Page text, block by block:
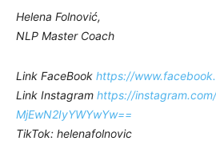
Helena Folnović,
NLP Master Coach
Link FaceBook https://www.facebook.
Link Instagram https://instagram.
MjEwN2IyYWYwYw==
TikTok: helenafolnovic